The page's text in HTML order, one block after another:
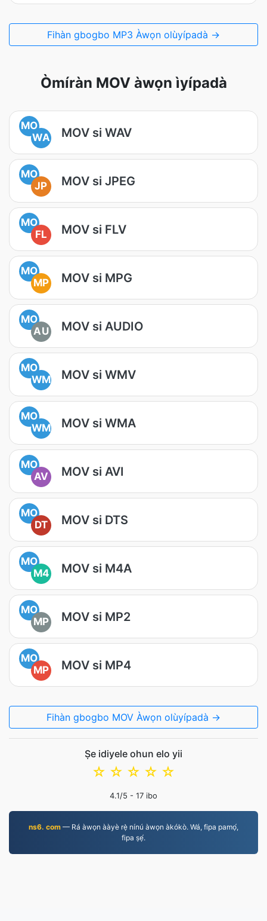
Fihàn gbogbo MP3 Àwọn olùyípadà →
Òmíràn MOV àwọn ìyípadà
MO
WA
MOV si WAV
MO
JP
MOV si JPEG
MO
FL
MOV si FLV
MO
MP
MOV si MPG
MO
AU
MOV si AUDIO
MO
WM
MOV si WMV
MO
WM
MOV si WMA
MO
AV
MOV si AVI
MO
DT
MOV si DTS
MO
M4
MOV si M4A
MO
MP
MOV si MP2
MO
MP
MOV si MP4
Fihàn gbogbo MOV Àwọn olùyípadà →
Ṣe idiyele ohun elo yii
☆
☆
☆
☆
☆
4.1/5 - 17 ibo
ns6. com — Rá àwọn ààyè rẹ̀ nínú àwọn àkókò. Wá, fipa pamọ́,
fipa ṣẹ́.